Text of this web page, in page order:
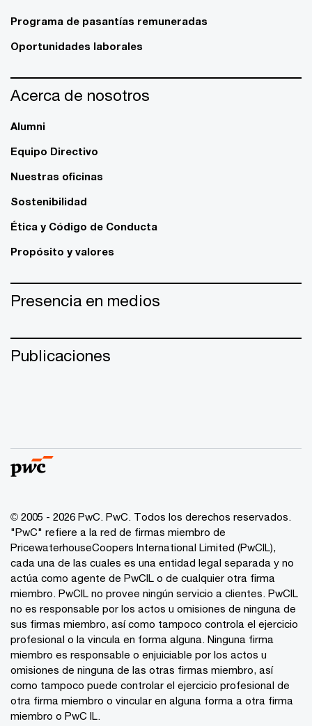
Programa de pasantías remuneradas
Oportunidades laborales
Acerca de nosotros
Alumni
Equipo Directivo
Nuestras oficinas
Sostenibilidad
Ética y Código de Conducta
Propósito y valores
Presencia en medios
Publicaciones
© 2005 - 2026 PwC. PwC. Todos los derechos reservados.
"PwC" refiere a la red de firmas miembro de
PricewaterhouseCoopers International Limited (PwCIL),
cada una de las cuales es una entidad legal separada y no
actúa como agente de PwCIL o de cualquier otra firma
miembro. PwCIL no provee ningún servicio a clientes. PwCIL
no es responsable por los actos u omisiones de ninguna de
sus firmas miembro, así como tampoco controla el ejercicio
profesional o la vincula en forma alguna. Ninguna firma
miembro es responsable o enjuiciable por los actos u
omisiones de ninguna de las otras firmas miembro, así
como tampoco puede controlar el ejercicio profesional de
otra firma miembro o vincular en alguna forma a otra firma
miembro o PwC IL.